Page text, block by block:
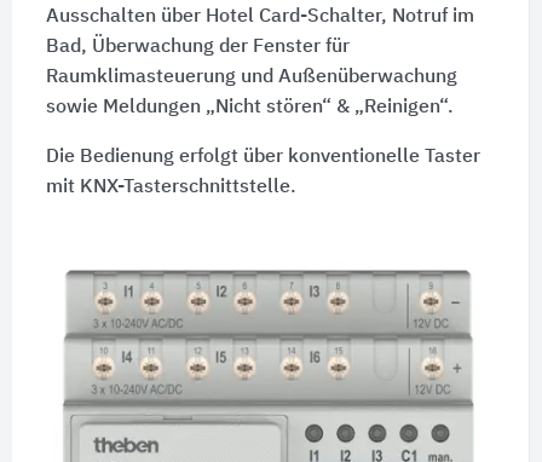
Ausschalten über Hotel Card-Schalter, Notruf im
Bad, Überwachung der Fenster für
Raumklimasteuerung und Außenüberwachung
sowie Meldungen „Nicht stören“ & „Reinigen“.
Die Bedienung erfolgt über konventionelle Taster
mit KNX-Tasterschnittstelle.